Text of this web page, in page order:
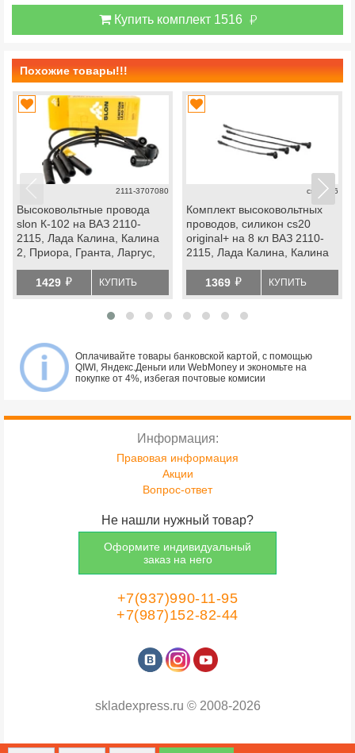
Купить комплект 1516 й
Похожие товары!!!
2111-3707080
Высоковольтные провода
slon К-102 на ВАЗ 2110-
2115, Лада Калина, Калина
2, Приора, Гранта, Ларгус,
1429 й КУПИТЬ
cs13706
Комплект высоковольтных
проводов, силикон cs20
original+ на 8 кл ВАЗ 2110-
2115, Лада Калина, Калина
datsun инжектор
1369 й КУПИТЬ
Оплачивайте товары банковской картой, с помощью
QIWI, Яндекс.Деньги или WebMoney и экономьте на
покупке от 4%, избегая почтовые комисии
+7(937)990-11-95
+7(987)152-82-44
skladexpress.ru ©2008-2026
Информация:
Правовая информация
Акции
Вопрос-ответ
Не нашли нужный товар?
Оформите индивидуальный
заказ на него